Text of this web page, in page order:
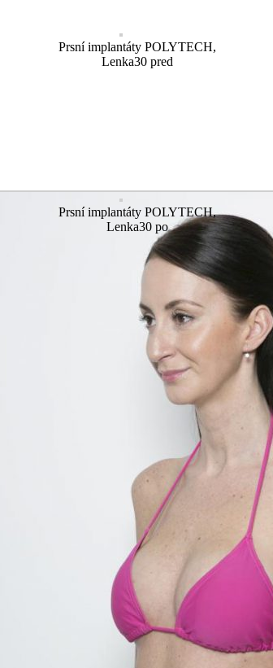
Prsní implantáty POLYTECH,
Lenka30 pred
Prsní implantáty POLYTECH,
Lenka30 po